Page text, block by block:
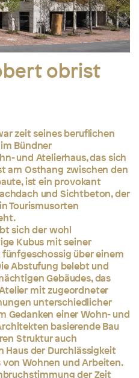
obrist
zeit seines beruflichen
Bündner
und Atelierhaus, das sich
am Osthang zwischen den
ist ein provokant
und Sichtbeton, der
Tourismusorten
sich der wohl
Kubus mit seiner
über einem
Abstufung belebt und
Gebäudes, das
mit zugeordneter
unterschiedlicher
Gedanken einer Wohn- und
basierende Bau
Struktur auch
der Durchlässigkeit
Wohnen und Arbeiten.
der Zeit